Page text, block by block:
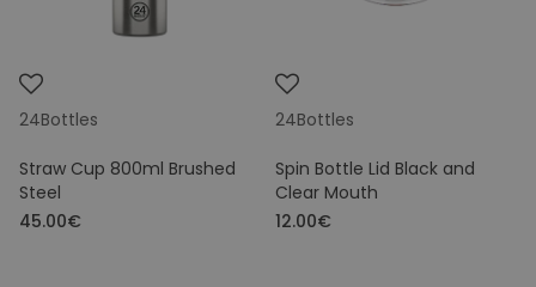
24Bottles
Straw Cup 800ml Brushed
Steel
45.00€
24Bottles
Spin Bottle Lid Black and
Clear Mouth
12.00€